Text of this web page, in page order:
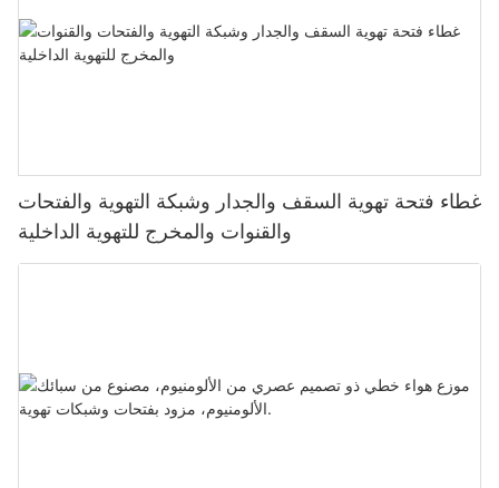
غطاء فتحة تهوية السقف والجدار وشبكة التهوية والفتحات
والقنوات والمخرج للتهوية الداخلية